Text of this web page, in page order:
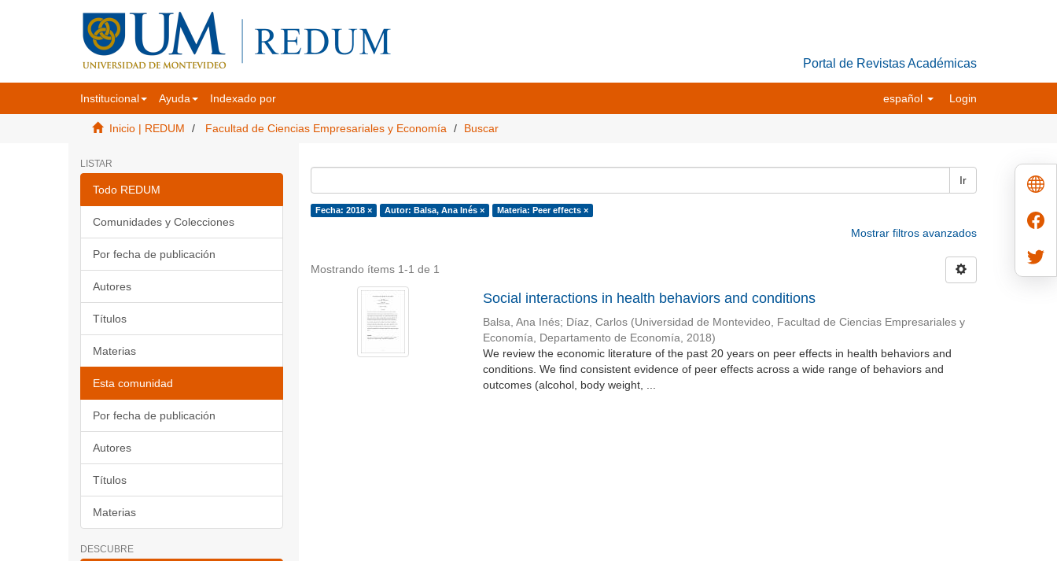
Portal de Revistas Académicas
Institucional Ayuda Indexado por español Login
Inicio | REDUM Facultad de Ciencias Empresariales y Economía Buscar
LISTAR
Todo REDUM
Comunidades y Colecciones
Por fecha de publicación
Autores
Títulos
Materias
Esta comunidad
Por fecha de publicación
Autores
Títulos
Materias
DESCUBRE
Ir
Fecha: 2018 × Autor: Balsa, Ana Inés × Materia: Peer effects ×
Mostrar filtros avanzados
Mostrando ítems 1-1 de 1
Social interactions in health behaviors and conditions
Balsa, Ana Inés; Díaz, Carlos (Universidad de Montevideo, Facultad de Ciencias Empresariales y
Economía, Departamento de Economía, 2018)
We review the economic literature of the past 20 years on peer effects in health behaviors and
conditions. We find consistent evidence of peer effects across a wide range of behaviors and
outcomes (alcohol, body weight, ...